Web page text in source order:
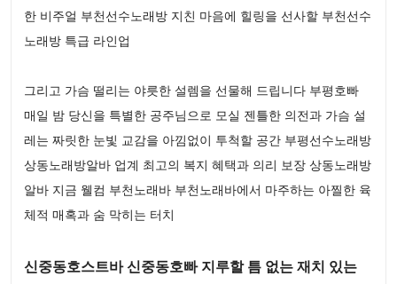
한 비주얼 부천선수노래방 지친 마음에 힐링을 선사할 부천선수
노래방 특급 라인업
그리고 가슴 떨리는 야릇한 설렘을 선물해 드립니다 부평호빠
매일 밤 당신을 특별한 공주님으로 모실 젠틀한 의전과 가슴 설
레는 짜릿한 눈빛 교감을 아낌없이 투척할 공간 부평선수노래방
상동노래방알바 업계 최고의 복지 혜택과 의리 보장 상동노래방
알바 지금 웰컴 부천노래바 부천노래바에서 마주하는 아찔한 육
체적 매혹과 숨 막히는 터치
신중동호스트바 신중동호빠 지루할 틈 없는 재치 있는